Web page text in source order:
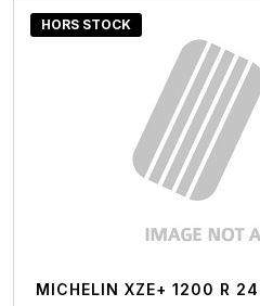
HORS STOCK
MICHELIN XZE+ 1200 R 24